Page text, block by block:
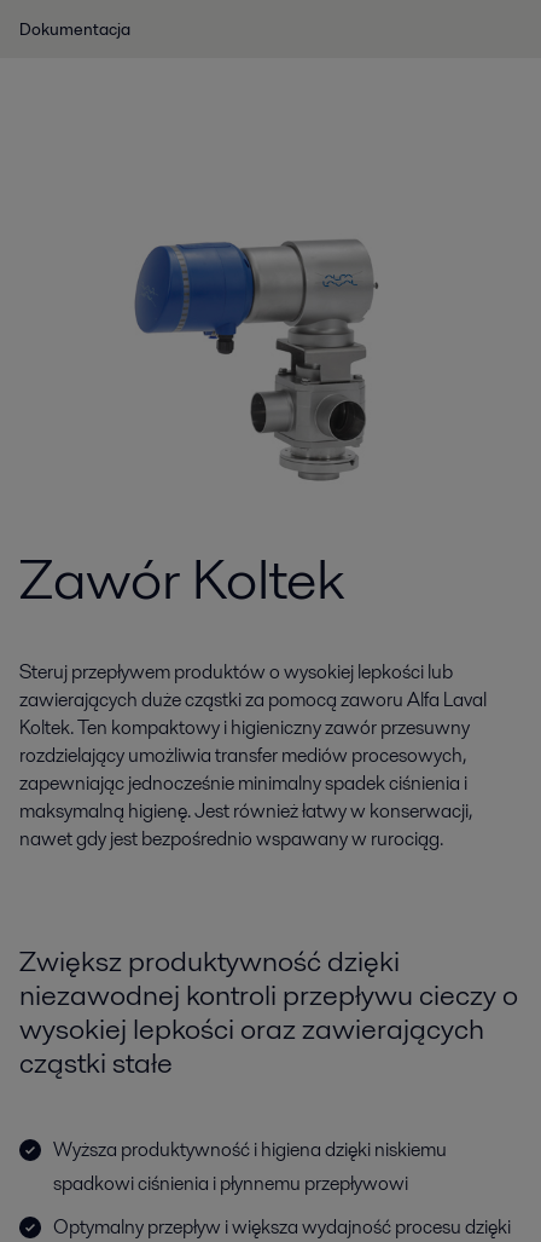
Dokumentacja
Zawór Koltek
Steruj przepływem produktów o wysokiej lepkości lub
zawierających duże cząstki za pomocą zaworu Alfa Laval
Koltek. Ten kompaktowy i higieniczny zawór przesuwny
rozdzielający umożliwia transfer mediów procesowych,
zapewniając jednocześnie minimalny spadek ciśnienia i
maksymalną higienę. Jest również łatwy w konserwacji,
nawet gdy jest bezpośrednio wspawany w rurociąg.
Zwiększ produktywność dzięki
niezawodnej kontroli przepływu cieczy o
wysokiej lepkości oraz zawierających
cząstki stałe
Wyższa produktywność i higiena dzięki niskiemu
spadkowi ciśnienia i płynnemu przepływowi
Optymalny przepływ i większa wydajność procesu dzięki